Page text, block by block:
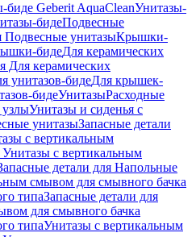
биде Geberit AquaCleanУнитазы-
бидеПодвесные
Подвесные унитазыКрышки-
бидеДля керамических
Для керамических
унитазов-бидеДля крышек-
бидеУнитазыРасходные
Унитазы и сиденья с
унитазыЗапасные детали
с вертикальным
Унитазы с вертикальным
детали для Напольные
смывом для смывного бачка
типаЗапасные детали для
для смывного бачка
типаУнитазы с вертикальным